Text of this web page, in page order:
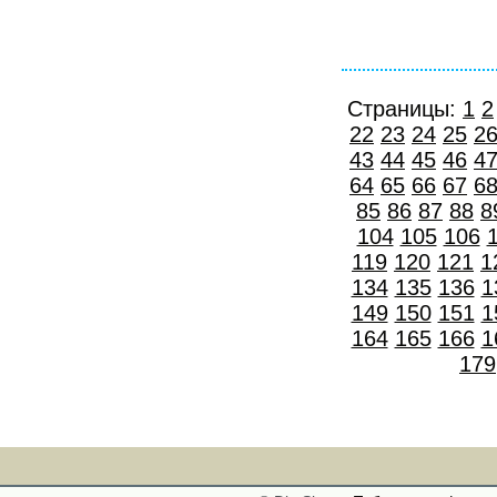
Страницы: 1 2
22 23 24 25 26
43 44 45 46 47
64 65 66 67 68
85 86 87 88
104 105 106
119 120 121
134 135 136
149 150 151
164 165 166
179